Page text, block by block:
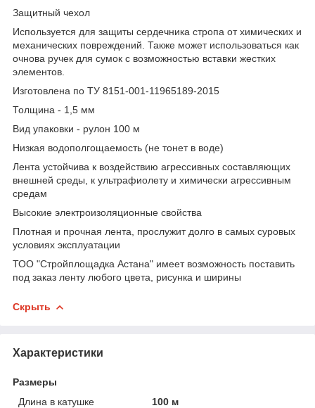
Защитный чехол
Используется для защиты сердечника стропа от химических и
механических повреждений. Также может использоваться как
очнова ручек для сумок с возможностью вставки жестких
элементов.
Изготовлена по ТУ 8151-001-11965189-2015
Толщина - 1,5 мм
Вид упаковки - рулон 100 м
Низкая водополгощаемость (не тонет в воде)
Лента устойчива к воздействию агрессивных составляющих
внешней среды, к ультрафиолету и химически агрессивным
средам
Высокие электроизоляционные свойства
Плотная и прочная лента, прослужит долго в самых суровых
условиях эксплуатации
ТОО "Стройплощадка Астана" имеет возможность поставить
под заказ ленту любого цвета, рисунка и ширины
Скрыть
Характеристики
Размеры
Длина в катушке
100 м